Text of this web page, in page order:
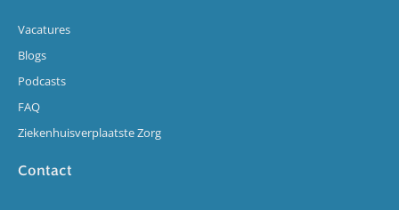
Vacatures
Blogs
Podcasts
FAQ
Ziekenhuisverplaatste Zorg
Contact